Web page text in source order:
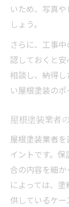
いため、写真
しょう。
さらに、工事
認しておくと
相談し、納得
い屋根塗装のポ
屋根塗装業者
屋根塗装業者
イントです。
合の内容を細
によっては、
供しているケー